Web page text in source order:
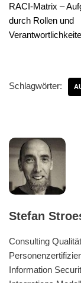
RACI-Matrix –
durch Rollen und
Schlagwörter:
Stefan
Consulting
Information